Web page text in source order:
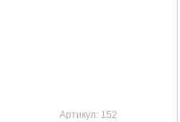
Артикул: 152